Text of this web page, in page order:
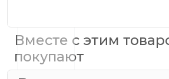
Вместе с этим
покупают